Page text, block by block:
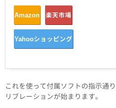
Amazon 楽天市場
Yahooショッピング
これを使って付属ソフトの指示通
リブレーションが始まります。